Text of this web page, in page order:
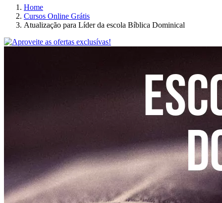
Home
Cursos Online Grátis
Atualização para Líder da escola Bíblica Dominical